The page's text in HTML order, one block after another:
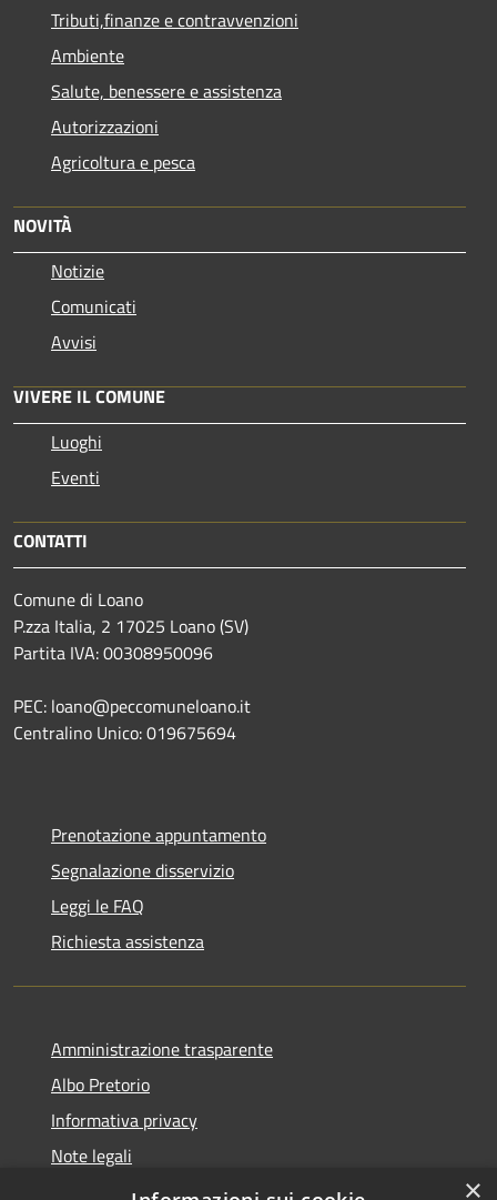
Tributi,finanze e contravvenzioni
Ambiente
Salute, benessere e assistenza
Autorizzazioni
Agricoltura e pesca
NOVITÀ
Notizie
Comunicati
Avvisi
VIVERE IL COMUNE
Luoghi
Eventi
CONTATTI
Comune di Loano
P.zza Italia, 2 17025 Loano (SV)
Partita IVA: 00308950096
PEC: loano@peccomuneloano.it
Centralino Unico: 019675694
Prenotazione appuntamento
Segnalazione disservizio
Leggi le FAQ
Richiesta assistenza
Amministrazione trasparente
Albo Pretorio
Informativa privacy
Note legali
Dichiarazione di accessibilità
×